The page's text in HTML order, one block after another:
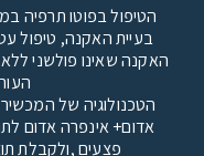
הטיפול בפוטו תרפיה
בעיית האקנה, טיפול
האקנה שאינו פולשני ללא
הטכנולוגיה של
אדום+ אינפרה אדום
פצעים ,ולקבלת